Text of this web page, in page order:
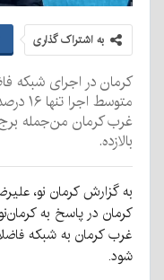
به اشتراک گذاری
کرمان در اجرای شبکه
غرب کرمان من‌جمله
بالازده.
به گزارش کرمان نو،
غرب کرمان به شبکه
شود.